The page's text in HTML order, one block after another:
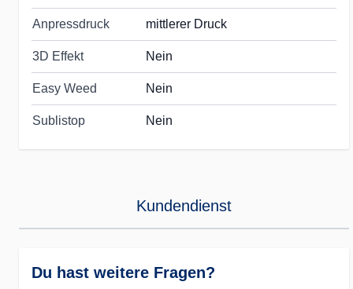
Anpressdruck mittlerer Druck
3D Effekt Nein
Easy Weed Nein
Sublistop Nein
Kundendienst
Du hast weitere Fragen?